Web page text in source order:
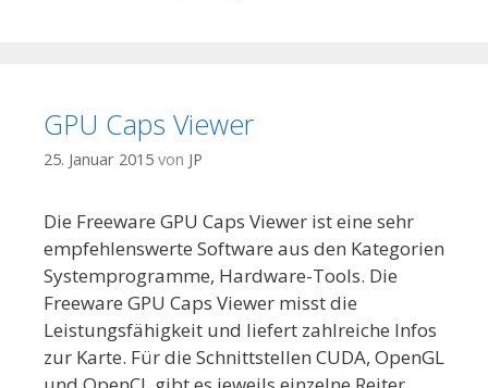
GPU Caps Viewer
25. Januar 2015 von JP
Die Freeware GPU Caps Viewer ist eine sehr
empfehlenswerte Software aus den Kategorien
Systemprogramme, Hardware-Tools. Die
Freeware GPU Caps Viewer misst die
Leistungsfähigkeit und liefert zahlreiche Infos
zur Karte. Für die Schnittstellen CUDA, OpenGL